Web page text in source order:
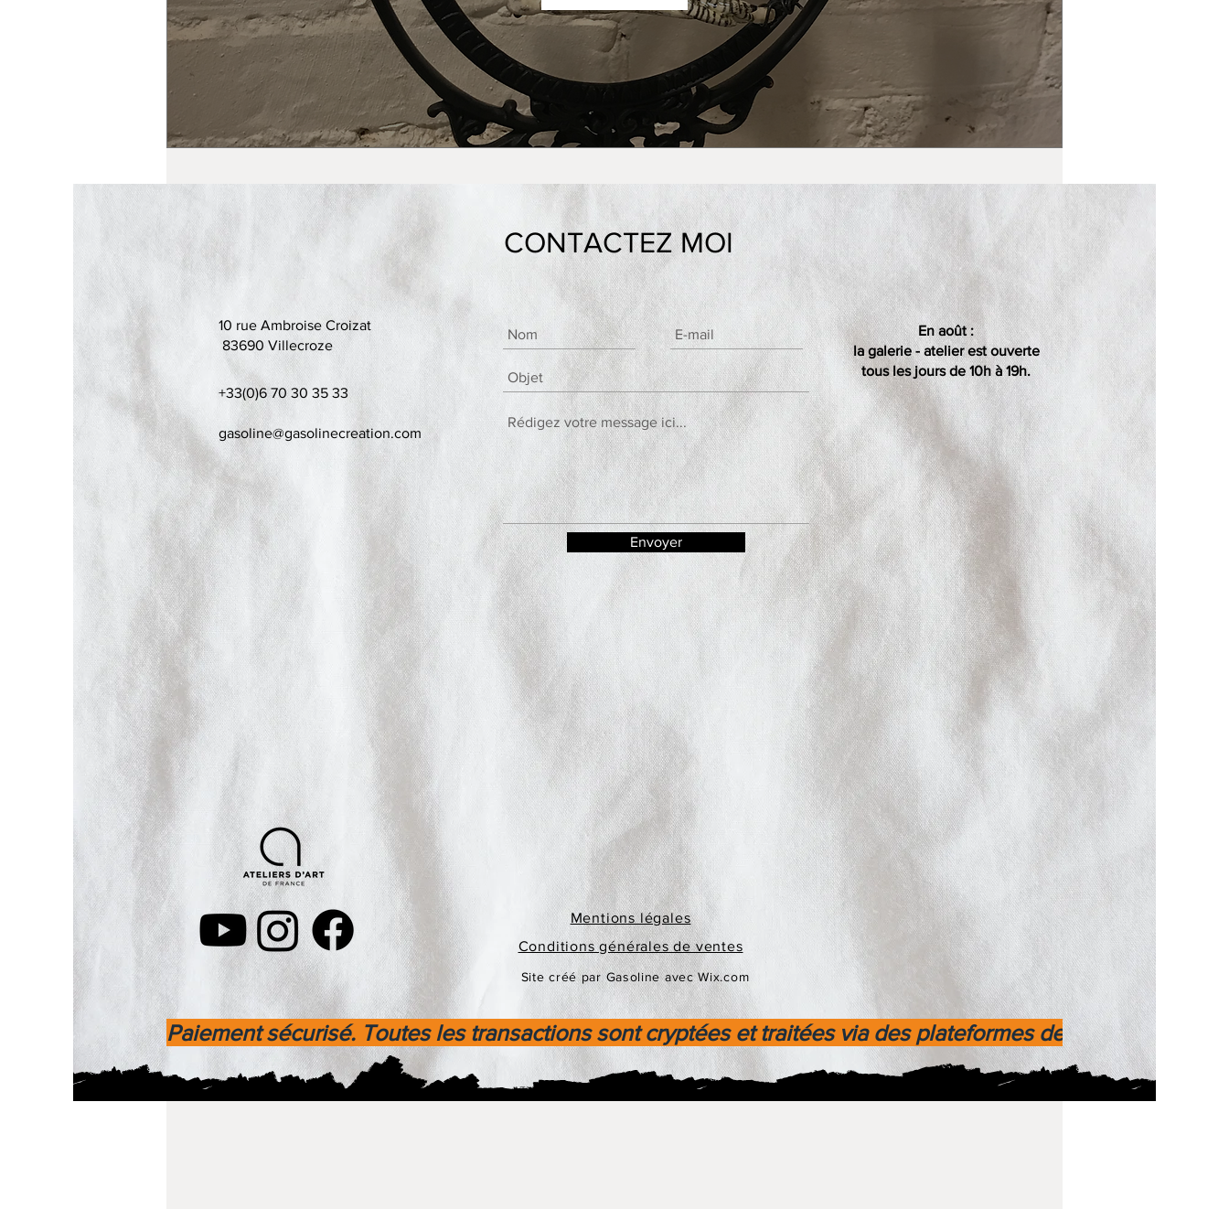
CONTACTEZ MOI
10 rue Ambroise Croizat
83690 Villecroze
+33(0)6 70 30 35 33
gasoline@gasolinecreation.com
Envoyer
Mentions légales
Conditions générales de ventes
Site créé par Gasoline avec Wix.com
Paiement sécurisé. Toutes les transactions sont cryptées et traitées via des plateformes de paiement
En août :
la galerie - atelier est ouverte
tous les jours de 10h à 19h.